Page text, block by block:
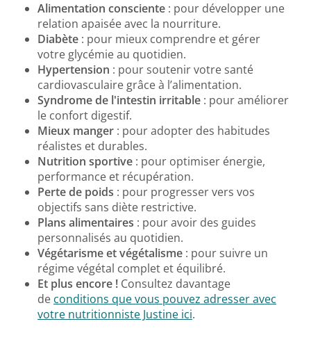
Alimentation consciente : pour développer une
relation apaisée avec la nourriture.
Diabète : pour mieux comprendre et gérer
votre glycémie au quotidien.
Hypertension : pour soutenir votre santé
cardiovasculaire grâce à l’alimentation.
Syndrome de l'intestin irritable : pour améliorer
le confort digestif.
Mieux manger : pour adopter des habitudes
réalistes et durables.
Nutrition sportive : pour optimiser énergie,
performance et récupération.
Perte de poids : pour progresser vers vos
objectifs sans diète restrictive.
Plans alimentaires : pour avoir des guides
personnalisés au quotidien.
Végétarisme et végétalisme : pour suivre un
régime végétal complet et équilibré.
Et plus encore ! Consultez davantage
de conditions que vous pouvez adresser avec
votre nutritionniste Justine ici.